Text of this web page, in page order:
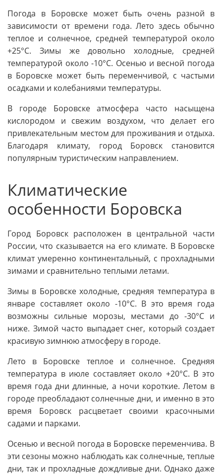
Погода в Боровске может быть очень разной в
зависимости от времени года. Лето здесь обычно
теплое и солнечное, средней температурой около
+25°C. Зимы же довольно холодные, средней
температурой около -10°C. Осенью и весной погода
в Боровске может быть переменчивой, с частыми
осадками и колебаниями температуры.
В городе Боровске атмосфера часто насыщена
кислородом и свежим воздухом, что делает его
привлекательным местом для проживания и отдыха.
Благодаря климату, город Боровск становится
популярным туристическим направлением.
Климатические
особенности Боровска
Город Боровск расположен в центральной части
России, что сказывается на его климате. В Боровске
климат умеренно континентальный, с прохладными
зимами и сравнительно теплыми летами.
Зимы в Боровске холодные, средняя температура в
январе составляет около -10°C. В это время года
возможны сильные морозы, местами до -30°C и
ниже. Зимой часто выпадает снег, который создает
красивую зимнюю атмосферу в городе.
Лето в Боровске теплое и солнечное. Средняя
температура в июле составляет около +20°C. В это
время года дни длинные, а ночи короткие. Летом в
городе преобладают солнечные дни, и именно в это
время Боровск расцветает своими красочными
садами и парками.
Осенью и весной погода в Боровске переменчива. В
эти сезоны можно наблюдать как солнечные, теплые
дни, так и прохладные дождливые дни. Однако даже